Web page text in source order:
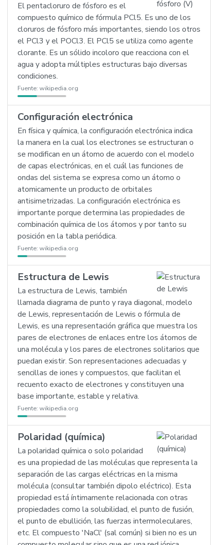
El pentacloruro de fósforo es el
compuesto químico de fórmula PCl5. Es uno de los
cloruros de fósforo más importantes, siendo los otros
el PCl3 y el POCl3. El PCl5 se utiliza como agente
clorante. Es un sólido incoloro que reacciona con el
agua y adopta múltiples estructuras bajo diversas
condiciones.
Fuente: wikipedia.org
Configuración electrónica
En física y química, la configuración electrónica indica
la manera en la cual los electrones se estructuran o
se modifican en un átomo de acuerdo con el modelo
de capas electrónicas, en el cuál las funciones de
ondas del sistema se expresa como un átomo o
atomicamente un producto de orbitales
antisimetrizadas. La configuración electrónica es
importante porque determina las propiedades de
combinación química de los átomos y por tanto su
posición en la tabla periódica.
Fuente: wikipedia.org
Estructura de Lewis
La estructura de Lewis, también
llamada diagrama de punto y raya diagonal, modelo
de Lewis, representación de Lewis o fórmula de
Lewis, es una representación gráfica que muestra los
pares de electrones de enlaces entre los átomos de
una molécula y los pares de electrones solitarios que
puedan existir. Son representaciones adecuadas y
sencillas de iones y compuestos, que facilitan el
recuento exacto de electrones y constituyen una
base importante, estable y relativa.
Fuente: wikipedia.org
Polaridad (química)
La polaridad química o solo polaridad
es una propiedad de las moléculas que representa la
separación de las cargas eléctricas en la misma
molécula (consultar también dipolo eléctrico). Esta
propiedad está íntimamente relacionada con otras
propiedades como la solubilidad, el punto de fusión,
el punto de ebullición, las fuerzas intermoleculares,
etc. El compuesto 'NaCl' (sal común) si bien no es un